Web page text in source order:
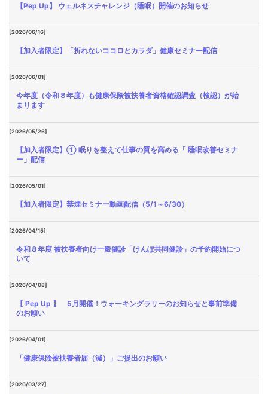
【Pep Up】 ウェルネスチャレンジ（睡眠）開催のお知らせ
[2026/06/16]
【加入者限定】「折れないココロとカラダ」健康セミナー配信
[2026/06/01]
今年度（令和８年度）も健康保険被扶養者資格確認調査（検認）が始
まります
[2026/05/26]
【加入者限定】① 眠りを整えて仕事の質を高める「 睡眠改善セミナ
ー」配信
[2026/05/01]
【加入者限定】禁煙セミナー動画配信（5/1～6/30）
[2026/04/15]
令和８年度 被扶養者向け一般健診「けんぽ共同健診」の予約開始につ
いて
[2026/04/08]
【 Pep Up 】 5月開催！ウォーキングラリーのお知らせと事前準備
のお願い
[2026/04/01]
「健康保険被扶養者届（減）」ご提出のお願い
[2026/03/27]